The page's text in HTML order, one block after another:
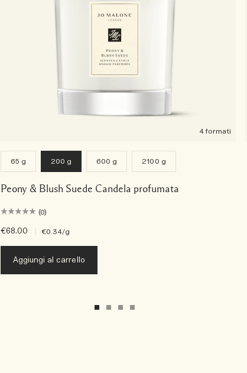
4 formati
65 g 200 g 600 g 2100 g
Peony & Blush Suede Candela profumata
(0)
€68.00 €0.34/g
Aggiungi al carrello